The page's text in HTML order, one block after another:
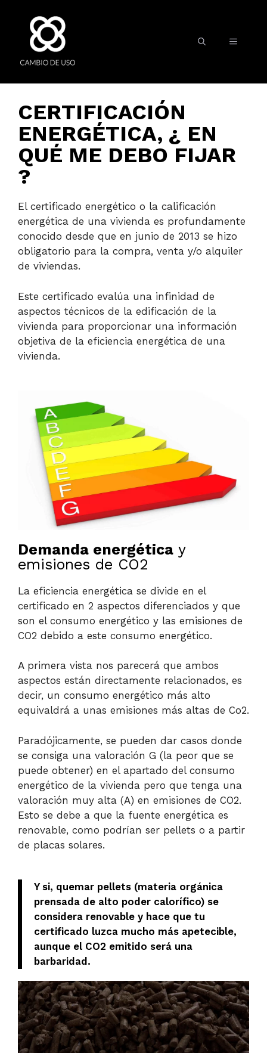
CERTIFICACIÓN
ENERGÉTICA, ¿ EN
QUÉ ME DEBO FIJAR
?
El certificado energético o la calificación
energética de una vivienda es profundamente
conocido desde que en junio de 2013 se hizo
obligatorio para la compra, venta y/o alquiler
de viviendas.
Este certificado evalúa una infinidad de
aspectos técnicos de la edificación de la
vivienda para proporcionar una información
objetiva de la eficiencia energética de una
vivienda.
Demanda energética y
emisiones de CO2
La eficiencia energética se divide en el
certificado en 2 aspectos diferenciados y que
son el consumo energético y las emisiones de
CO2 debido a este consumo energético.
A primera vista nos parecerá que ambos
aspectos están directamente relacionados, es
decir, un consumo energético más alto
equivaldrá a unas emisiones más altas de Co2.
Paradójicamente, se pueden dar casos donde
se consiga una valoración G (la peor que se
puede obtener) en el apartado del consumo
energético de la vivienda pero que tenga una
valoración muy alta (A) en emisiones de CO2.
Esto se debe a que la fuente energética es
renovable, como podrían ser pellets o a partir
de placas solares.
Y si, quemar pellets (materia orgánica
prensada de alto poder calorífico) se
considera renovable y hace que tu
certificado luzca mucho más apetecible,
aunque el CO2 emitido será una
barbaridad.